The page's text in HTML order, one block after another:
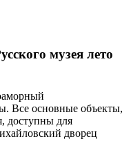
музея лето
Все основные объекты,
доступны для
дворец